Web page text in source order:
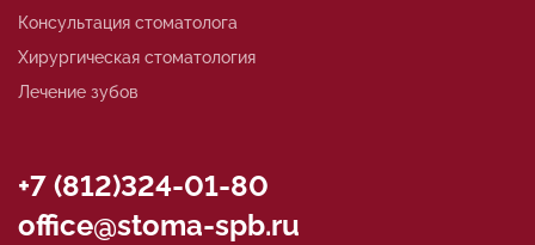
Консультация стоматолога
Хирургическая стоматология
Лечение зубов
+7 (812)324-01-80
office@stoma-spb.ru